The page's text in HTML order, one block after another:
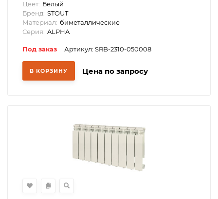
Цвет: Белый
Бренд: STOUT
Материал: биметаллические
Серия: ALPHA
Под заказ Артикул: SRB-2310-050008
В КОРЗИНУ Цена по запросу